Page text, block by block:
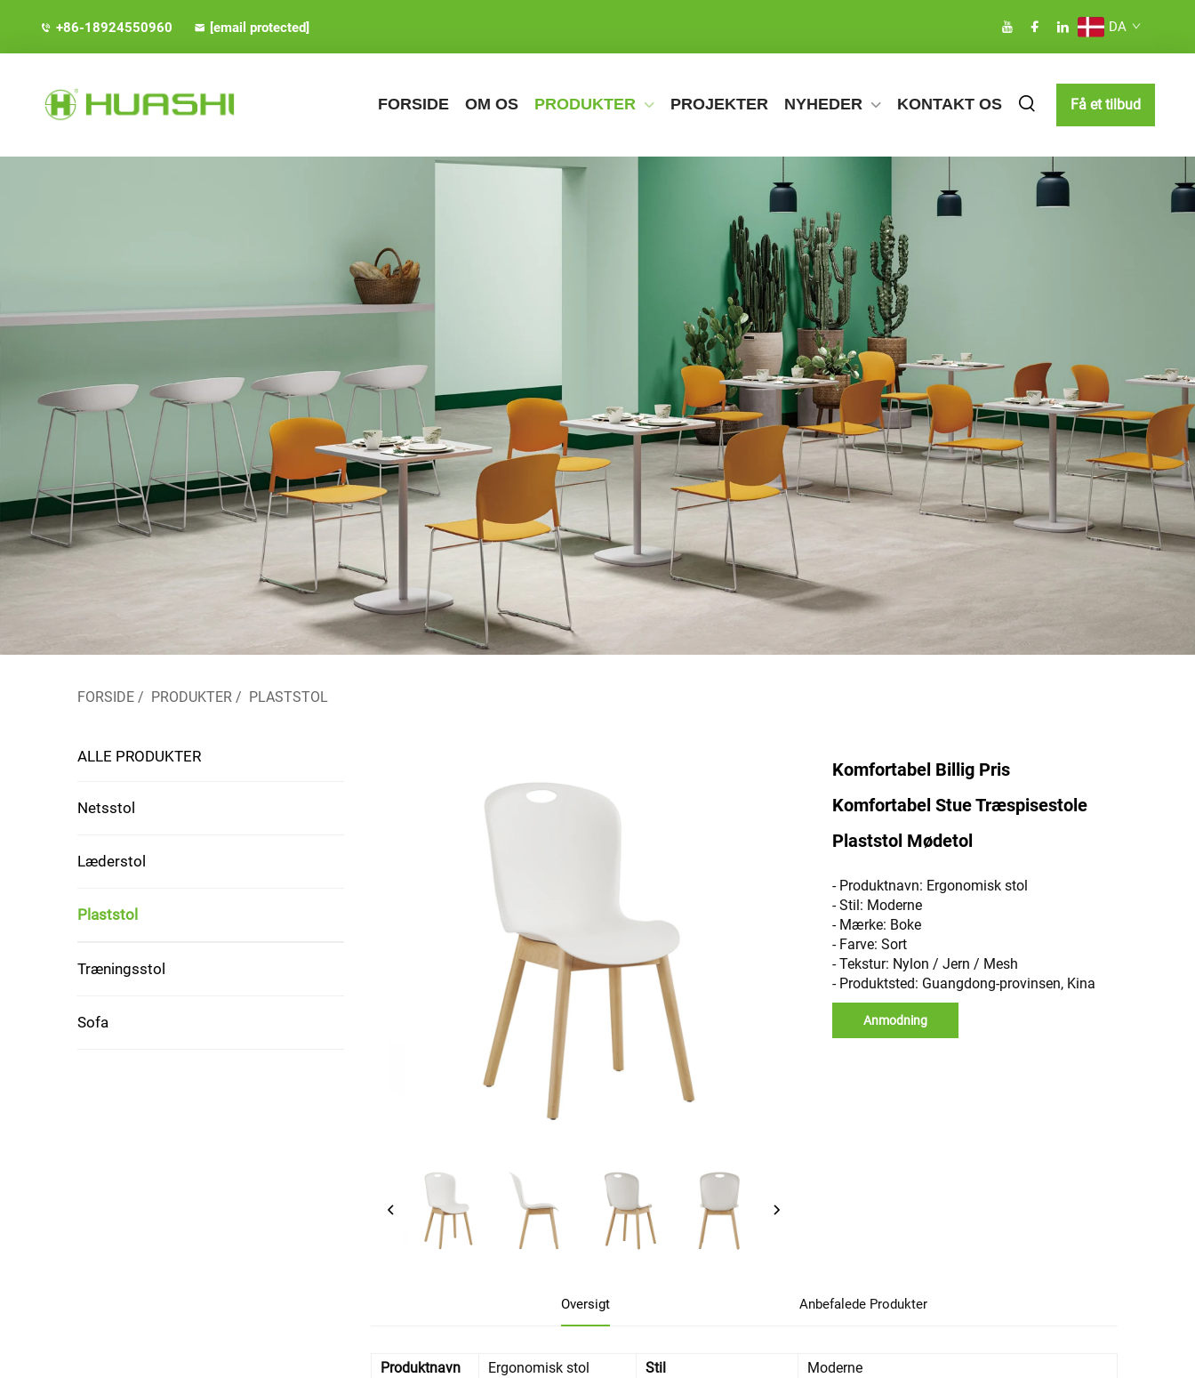
+86-18924550960 [email protected] DA
FORSIDE OM OS PRODUKTER PROJEKTER NYHEDER KONTAKT OS Få et tilbud
FORSIDE / PRODUKTER / PLASTSTOL
ALLE PRODUKTER
Netsstol
Læderstol
Plaststol
Træningsstol
Sofa
Komfortabel Billig Pris
Komfortabel Stue Træspisestole
Plaststol Mødetol
- Produktnavn: Ergonomisk stol
- Stil: Moderne
- Mærke: Boke
- Farve: Sort
- Tekstur: Nylon / Jern / Mesh
- Produktsted: Guangdong-provinsen, Kina
Anmodning
Oversigt Anbefalede Produkter
Produktnavn Ergonomisk stol Stil
Moderne